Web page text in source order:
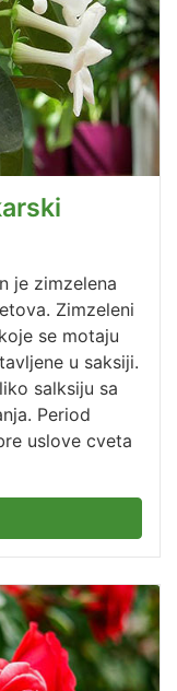
je zimzelena
Zimzeleni
se motaju
u saksiji.
salksiju sa
Period
uslove cveta